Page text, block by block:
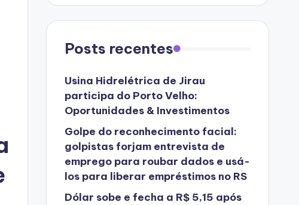
Posts recentes
Usina Hidrelétrica de Jirau
participa do Porto Velho:
Oportunidades & Investimentos
Golpe do reconhecimento facial:
golpistas forjam entrevista de
emprego para roubar dados e usá-
los para liberar empréstimos no RS
Dólar sobe e fecha a R$ 5,15 após